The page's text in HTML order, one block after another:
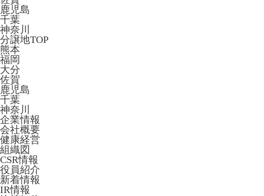
鹿児島
千葉
神奈川
分譲地TOP
熊本
福岡
大分
佐賀
鹿児島
千葉
神奈川
企業情報
会社概要
健康経営
組織図
CSR情報
役員紹介
新着情報
IR情報